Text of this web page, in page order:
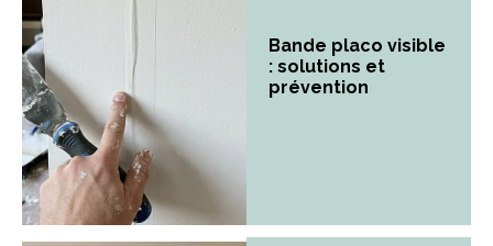
Bande placo visible
: solutions et
prévention